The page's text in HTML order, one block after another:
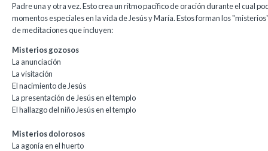
Padre una y otra vez. Esto crea un ritmo pacífico de oración durante el cual
momentos especiales en la vida de Jesús y María. Estos forman los
de meditaciones que incluyen:
Misterios gozosos
La anunciación
La visitación
El nacimiento de Jesús
La presentación de Jesús en el templo
El hallazgo del niño Jesús en el templo
Misterios dolorosos
La agonía en el huerto